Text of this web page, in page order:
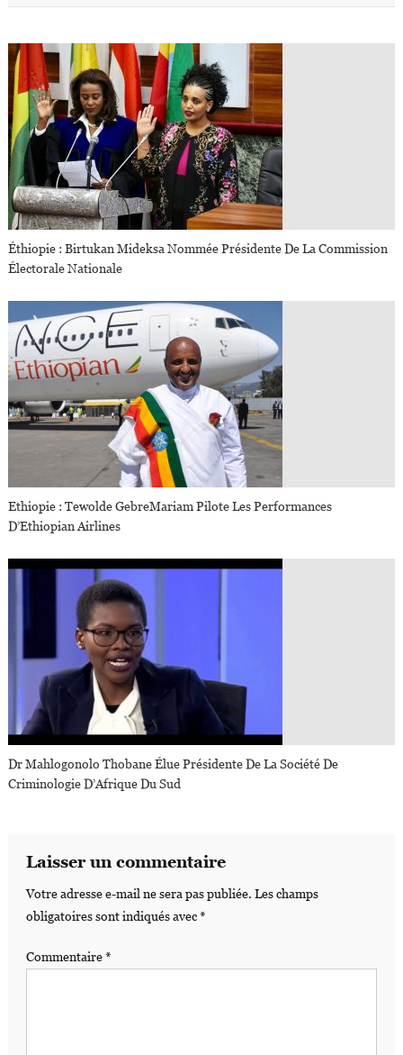
Éthiopie : Birtukan Mideksa Nommée Présidente De La Commission
Électorale Nationale
Ethiopie : Tewolde GebreMariam Pilote Les Performances
D’Ethiopian Airlines
Dr Mahlogonolo Thobane Élue Présidente De La Société De
Criminologie D’Afrique Du Sud
Laisser un commentaire
Votre adresse e-mail ne sera pas publiée. Les champs
obligatoires sont indiqués avec*
Commentaire*